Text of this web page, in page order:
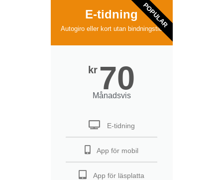
E-tidning
Autogiro eller kort utan bindningstid
kr 70
Månadsvis
E-tidning
App för mobil
App för läsplatta
POPULAR